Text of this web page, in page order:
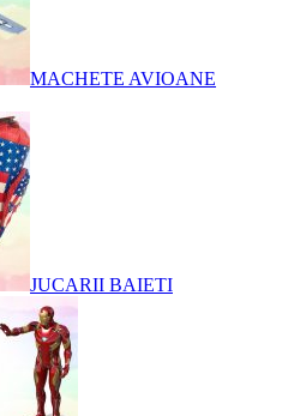
MACHETE AVIOANE
JUCARII BAIETI